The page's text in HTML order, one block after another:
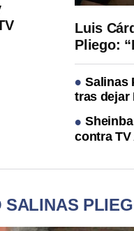
Luis
Pliego:
Salinas
tras dejar
contra TV
SALINAS